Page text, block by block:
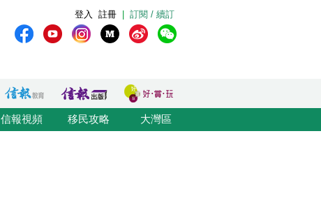
訂閱 / 續訂
註冊
登入
信報視頻 移民攻略 大灣區